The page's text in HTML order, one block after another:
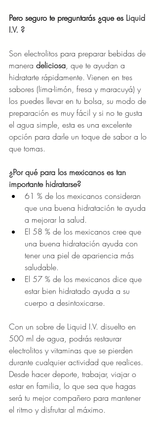
Pero seguro te preguntarás ¿que es Liquid
I.V. ?
Son electrolitos para preparar bebidas de
manera deliciosa, que te ayudan a
hidratarte rápidamente. Vienen en tres
sabores (lima-limón, fresa y maracuyá) y
los puedes llevar en tu bolsa, su modo de
preparación es muy fácil y si no te gusta
el agua simple, esta es una excelente
opción para darle un toque de sabor a lo
que tomas.
¿Por qué para los mexicanos es tan
importante hidratarse?
61 % de los mexicanos consideran
que una buena hidratación te ayuda
a mejorar la salud.
El 58 % de los mexicanos cree que
una buena hidratación ayuda con
tener una piel de apariencia más
saludable.
El 57 % de los mexicanos dice que
estar bien hidratado ayuda a su
cuerpo a desintoxicarse.
Con un sobre de Liquid I.V. disuelto en
500 ml de agua, podrás restaurar
electrolitos y vitaminas que se pierden
durante cualquier actividad que realices.
Desde hacer deporte, trabajar, viajar o
estar en familia, lo que sea que hagas
será tu mejor compañero para mantener
el ritmo y disfrutar al máximo.